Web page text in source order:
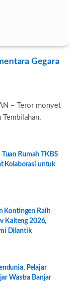
Gegara
– Teror monyet
Tembilahan,
Tuan Rumah TKBS
Kolaborasi untuk
Kontingen Raih
Kalteng 2026,
Dilantik
Pelajar
Wastra Banjar